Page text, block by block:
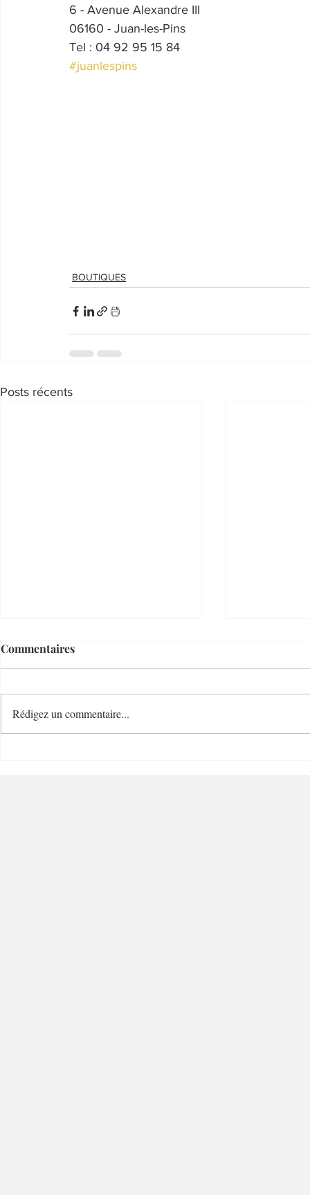
6 - Avenue Alexandre III
06160 - Juan-les-Pins
Tel : 04 92 95 15 84
#juanlespins
BOUTIQUES
Posts récents
Commentaires
Rédigez un commentaire...